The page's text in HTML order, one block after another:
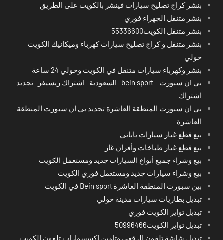
بنشر كراج تصليح سيارات فينشر بالكويت على الطريق
بنشر متنقل الجهراء فوري
بنشر متنقل الكويت55336600
بنشر متنقل و كراج تصليح سيارات كهرباء وميكانيك الكويت
حولي
بنشر وكهرباء سيارات متنقل في الكويت وحولي 24 ساعة
بي ان سبورت - bein sport -السعودية -اشتراك ريسيفر- تجديد
اشتراك
بي ان سبورت المنطقة العاشرة تجديد بي ان سبورت المنطقة
العاشرة
بيع قطع غيار سيارات ياباني
بيع قطع غيار طباخات وأفران غاز
بيع وشراء جميع أنواع السيارات جديد ومستعمل الكويت
بيع وشراء سيارات جديد ومستعمل فوري الكويت
بين سبورت المنطقة العاشرة Bein sport في الكويت
تبديل بطاريات سيارات مدينة حولي
تبديل تواير الكويت فوري
تبديل تواير الكويت50996466
تبديل شاشة تلفون الرقعي وتامين اكسسوارات تلفون الكويت